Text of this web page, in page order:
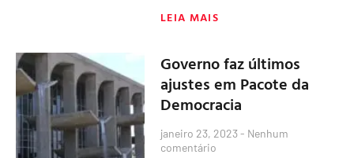
LEIA MAIS
Governo faz últimos
ajustes em Pacote da
Democracia
janeiro 23, 2023 Nenhum
comentário